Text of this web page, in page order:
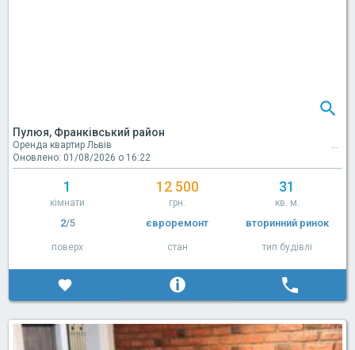
Пулюя, Франківський район
Оренда квартир Львів
Оновлено: 01/08/2026 о 16:22
1
кімнати
12 500
грн.
31
кв. м.
2/5
поверх
євроремонт
стан
вторинний ринок
тип будівлі